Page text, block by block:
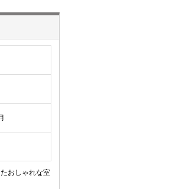
おしゃれな室